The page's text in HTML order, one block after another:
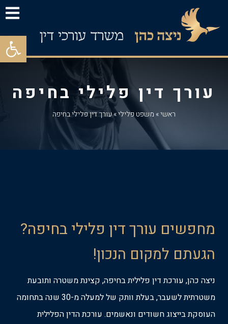
עורך דין פלילי בחיפה
ראשי» משפט פלילי»עורך דין פלילי בחיפה
מחפשים עורך דין פלילי בחיפה?
הגעתם למקום הנכון!
ניצה כהן, עורכת דין פלילית בחיפה, קצינת משטרה ותובעת
משטרתית לשעבר, בעלת וותק של למעלה מ-30 שנה בתחומה
העוסקת בייצוג חשודים ונאשמים. עורכת הדין הפלילית
פתח